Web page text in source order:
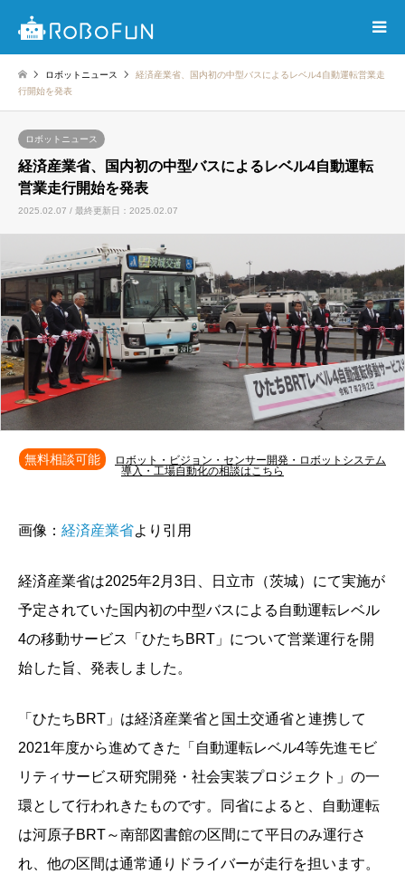
ロボットニュース
経済産業省、国内初の中型バスによるレベル4自動運転営業走
行開始を発表
ロボットニュース
経済産業省、国内初の中型バスによるレベル4自動運転
営業走行開始を発表
2025.02.07 / 最終更新日：2025.02.07
無料相談可能
ロボット・ビジョン・センサー開発・ロボットシステム
導入・工場自動化の相談はこちら
画像： 経済産業省より引用
経済産業省は2025年2月3日、日立市（茨城）にて実施が
予定されていた国内初の中型バスによる自動運転レベル
4の移動サービス「ひたちBRT」について営業運行を開
始した旨、発表しました。
「ひたちBRT」は経済産業省と国土交通省と連携して
2021年度から進めてきた「自動運転レベル4等先進モビ
リティサービス研究開発・社会実装プロジェクト」の一
環として行われきたものです。同省によると、自動運転
は河原子BRT～南部図書館の区間にて平日のみ運行さ
れ、他の区間は通常通りドライバーが走行を担います。